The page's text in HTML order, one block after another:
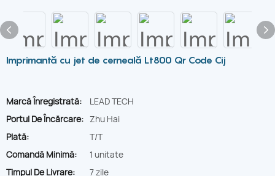
Imprimantă cu jet de cerneală Lt800 Qr Code Cij
Marcă Înregistrată:
LEAD TECH
Portul De Încărcare: Zhu Hai
Plată:
T/T
Comandă Minimă:
1 unitate
Timpul De Livrare:
7 zile